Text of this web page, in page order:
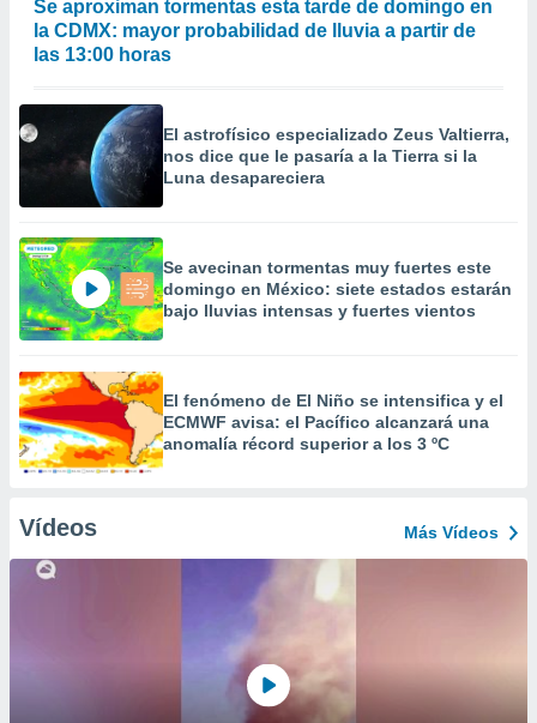
Se aproximan tormentas esta tarde de domingo en
la CDMX: mayor probabilidad de lluvia a partir de
las 13:00 horas
El astrofísico especializado Zeus Valtierra,
nos dice que le pasaría a la Tierra si la
Luna desapareciera
Se avecinan tormentas muy fuertes este
domingo en México: siete estados estarán
bajo lluvias intensas y fuertes vientos
El fenómeno de El Niño se intensifica y el
ECMWF avisa: el Pacífico alcanzará una
anomalía récord superior a los 3 ºC
Vídeos Más Vídeos